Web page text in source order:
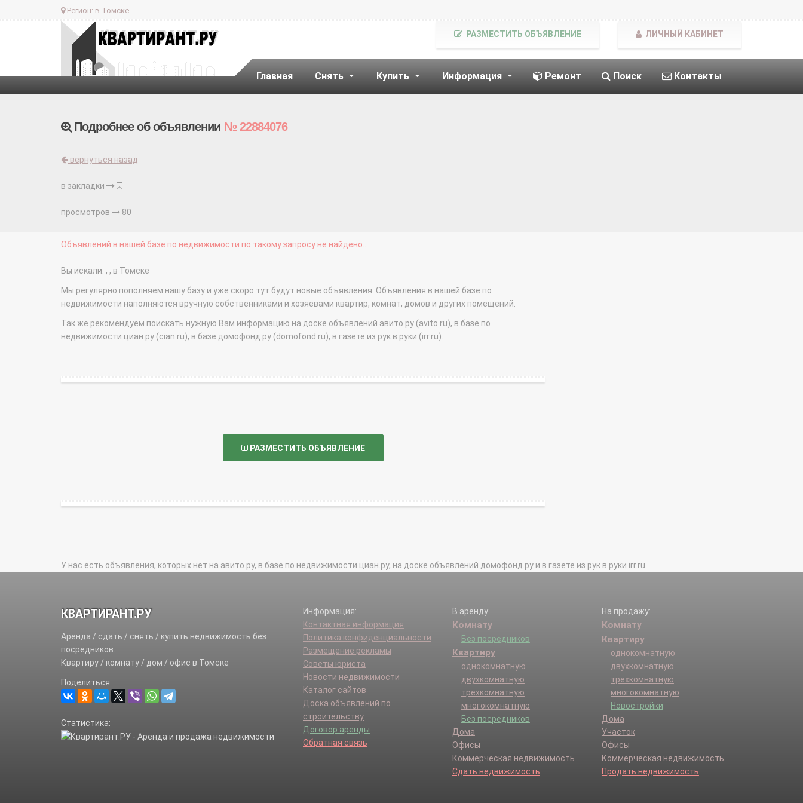
Регион: в Томске
Главная Снять Купить Информация Ремонт Поиск Контакты
РАЗМЕСТИТЬ ОБЪЯВЛЕНИЕ ЛИЧНЫЙ КАБИНЕТ
Подробнее об объявлении № 22884076
вернуться назад
в закладки
просмотров 80
Объявлений в нашей базе по недвижимости по такому запросу не найдено...
Вы искали: , , в Томске
Мы регулярно пополняем нашу базу и уже скоро тут будут новые объявления. Объявления в нашей базе по
недвижимости наполняются вручную собственниками и хозяевами квартир, комнат, домов и других помещений.
Так же рекомендуем поискать нужную Вам информацию на доске объявлений авито.ру (avito.ru), в базе по
недвижимости циан.ру (cian.ru), в базе домофонд.ру (domofond.ru), в газете из рук в руки (irr.ru).
РАЗМЕСТИТЬ ОБЪЯВЛЕНИЕ
У нас есть объявления, которых нет на авито.ру, в базе по недвижимости циан.ру, на доске объявлений домофонд.ру и в газете из рук в руки irr.ru
КВАРТИРАНТ.РУ
Аренда / сдать / снять / купить недвижимость без
посредников.
Квартиру / комнату / дом / офис в Томске
Поделиться:
Статистика:
Информация:
Контактная информация
Политика конфиденциальности
Размещение рекламы
Советы юриста
Новости недвижимости
Каталог сайтов
Доска объявлений по
строительству
Договор аренды
Обратная связь
В аренду:
Комнату
Без посредников
Квартиру
однокомнатную
двухкомнатную
трехкомнатную
многокомнатную
Без посредников
Дома
Офисы
Коммерческая недвижимость
Сдать недвижимость
На продажу:
Комнату
Квартиру
однокомнатную
двухкомнатную
трехкомнатную
многокомнатную
Новостройки
Дома
Участок
Офисы
Коммерческая недвижимость
Продать недвижимость